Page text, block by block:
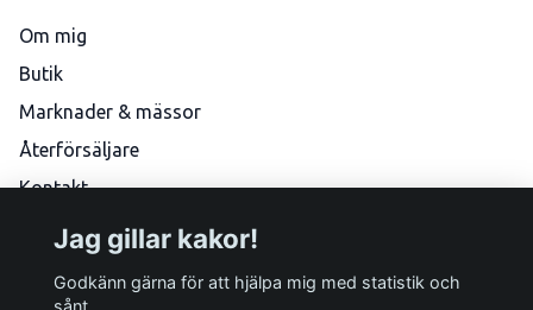
Om mig
Butik
Marknader & mässor
Återförsäljare
Kontakt
Köpvillkor
Jag gillar kakor!
Godkänn gärna för att hjälpa mig med statistik och
sånt.